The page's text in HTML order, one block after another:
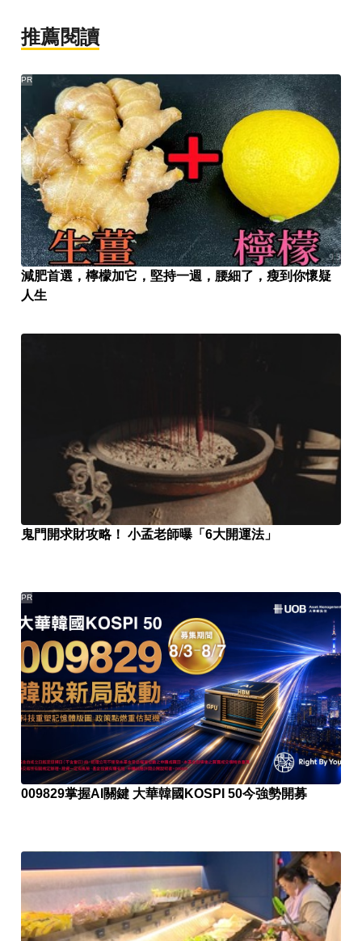
推薦閱讀
減肥首選，檸檬加它，堅持一週，腰細了，瘦到你懷疑
人生
PR
鬼門開求財攻略！ 小孟老師曝「6大開運法」
009829掌握AI關鍵 大華韓國KOSPI 50今強勢開募
PR